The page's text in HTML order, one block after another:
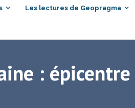
Les lectures de Geopragma
: